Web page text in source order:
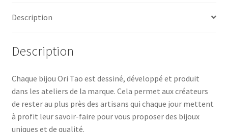
Description
Description
Chaque bijou Ori Tao est dessiné, développé et produit
dans les ateliers de la marque. Cela permet aux créateurs
de rester au plus près des artisans qui chaque jour mettent
à profit leur savoir-faire pour vous proposer des bijoux
uniques et de qualité.